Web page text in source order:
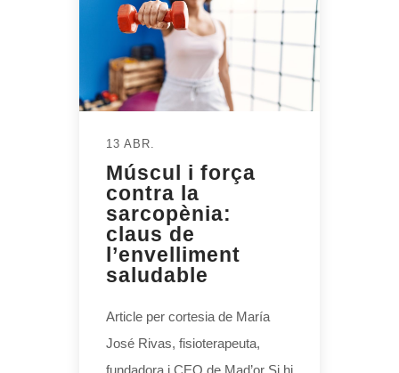
13 ABR.
Múscul i força
contra la
sarcopènia:
claus de
l’envelliment
saludable
Article per cortesia de María
José Rivas, fisioterapeuta,
fundadora i CEO de Mad’or Si hi